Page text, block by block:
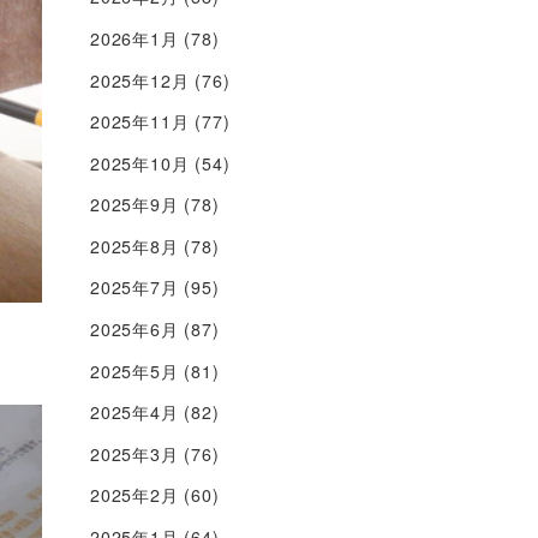
2026年1月 (78)
2025年12月 (76)
2025年11月 (77)
2025年10月 (54)
2025年9月 (78)
2025年8月 (78)
2025年7月 (95)
2025年6月 (87)
2025年5月 (81)
2025年4月 (82)
2025年3月 (76)
2025年2月 (60)